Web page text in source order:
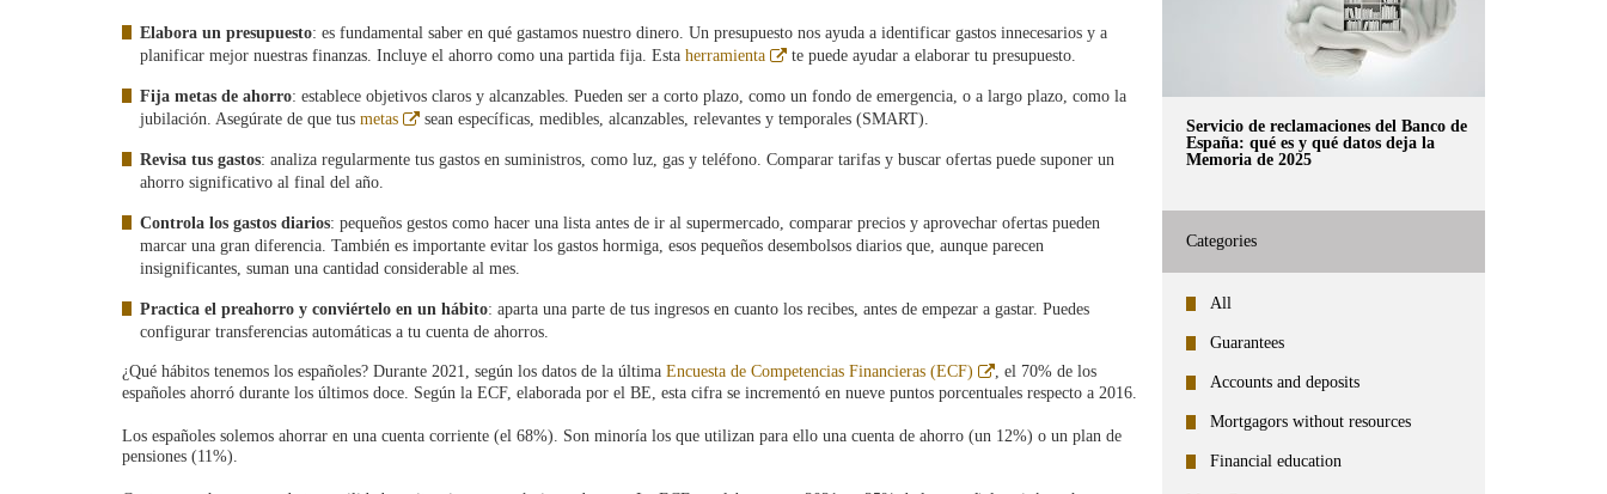
Elabora un presupuesto: es fundamental saber en qué gastamos nuestro dinero. Un presupuesto nos ayuda a identificar gastos innecesarios y a
planificar mejor nuestras finanzas. Incluye el ahorro como una partida fija. Esta herramienta
Abre
ventana
nueva
te puede ayudar a elaborar tu presupuesto.
Fija metas de ahorro: establece objetivos claros y alcanzables. Pueden ser a corto plazo, como un fondo de emergencia, o a largo plazo, como la
jubilación. Asegúrate de que tus metas
Abre
ventana
nueva
sean específicas, medibles, alcanzables, relevantes y temporales (SMART).
Revisa tus gastos: analiza regularmente tus gastos en suministros, como luz, gas y teléfono. Comparar tarifas y buscar ofertas puede suponer un
ahorro significativo al final del año.
Controla los gastos diarios: pequeños gestos como hacer una lista antes de ir al supermercado, comparar precios y aprovechar ofertas pueden
marcar una gran diferencia. También es importante evitar los gastos hormiga, esos pequeños desembolsos diarios que, aunque parecen
insignificantes, suman una cantidad considerable al mes.
Practica el preahorro y conviértelo en un hábito: aparta una parte de tus ingresos en cuanto los recibes, antes de empezar a gastar. Puedes
configurar transferencias automáticas a tu cuenta de ahorros.
¿Qué hábitos tenemos los españoles? Durante 2021, según los datos de la última Encuesta de Competencias Financieras (ECF)
Abre
en
ventana
, el 70% de los
españoles ahorró durante los últimos doce. Según la ECF, elaborada por el BE, esta cifra se incrementó en nueve puntos porcentuales respecto a 2016.
Los españoles solemos ahorrar en una cuenta corriente (el 68%). Son minoría los que utilizan para ello una cuenta de ahorro (un 12%) o un plan de
pensiones (11%).
Servicio de reclamaciones del Banco de
España: qué es y qué datos deja la
Memoria de 2025
Categories
All
Guarantees
Accounts and deposits
Mortgagors without resources
Financial education